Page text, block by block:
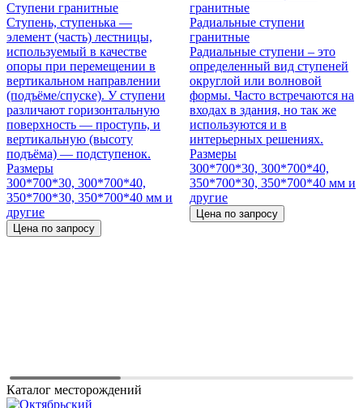
Ступени гранитные
Ступень, ступенька —
элемент (часть) лестницы,
используемый в качестве
опоры при перемещении в
вертикальном направлении
(подъёме/спуске). У ступени
различают горизонтальную
поверхность — проступь, и
вертикальную (высоту
подъёма) — подступенок.
Размеры
300*700*30, 300*700*40,
350*700*30, 350*700*40 мм и
другие
Цена по запросу
Радиальные ступени
гранитные
Радиальные ступени – это
определенный вид ступеней
округлой или волновой
формы. Часто встречаются на
входах в здания, но так же
используются и в
интерьерных решениях.
Размеры
300*700*30, 300*700*40,
350*700*30, 350*700*40 мм и
другие
Цена по запросу
Каталог месторождений